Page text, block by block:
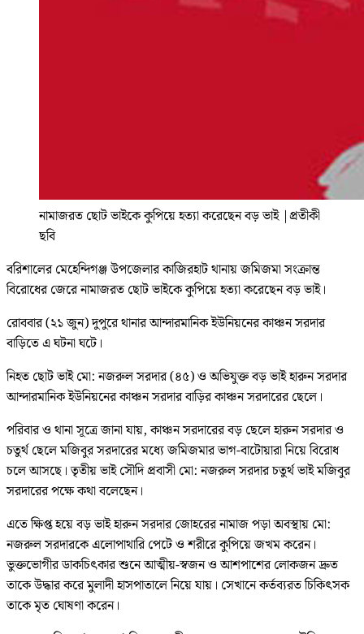
নামাজরত ছোট ভাইকে কুপিয়ে হত্যা করেছেন বড় ভাই |প্রতীকী
ছবি
বরিশালের মেহেন্দিগঞ্জ উপজেলার কাজিরহাট থানায় জমিজমা সংক্রান্ত
বিরোধের জেরে নামাজরত ছোট ভাইকে কুপিয়ে হত্যা করেছেন বড় ভাই।
রোববার (২১ জুন) দুপুরে থানার আন্দারমানিক ইউনিয়নের কাঞ্চন সরদার
বাড়িতে এ ঘটনা ঘটে।
নিহত ছোট ভাই মো: নজরুল সরদার (৪৫) ও অভিযুক্ত বড় ভাই হারুন সরদার
আন্দারমানিক ইউনিয়নের কাঞ্চন সরদার বাড়ির কাঞ্চন সরদারের ছেলে।
পরিবার ও থানা সূত্রে জানা যায়, কাঞ্চন সরদারের বড় ছেলে হারুন সরদার ও
চতুর্থ ছেলে মজিবুর সরদারের মধ্যে জমিজমার ভাগ-বাটোয়ারা নিয়ে বিরোধ
চলে আসছে। তৃতীয় ভাই সৌদি প্রবাসী মো: নজরুল সরদার চতুর্থ ভাই মজিবুর
সরদারের পক্ষে কথা বলেছেন।
এতে ক্ষিপ্ত হয়ে বড় ভাই হারুন সরদার জোহরের নামাজ পড়া অবস্থায় মো:
নজরুল সরদারকে এলোপাথারি পেটে ও শরীরে কুপিয়ে জখম করেন।
ভুক্তভোগীর ডাকচিৎকার শুনে আত্মীয়-স্বজন ও আশপাশের লোকজন দ্রুত
তাকে উদ্ধার করে মুলাদী হাসপাতালে নিয়ে যায়। সেখানে কর্তব্যরত চিকিৎসক
তাকে মৃত ঘোষণা করেন।